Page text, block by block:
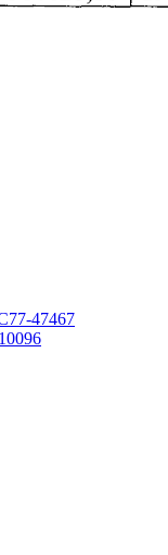
47467